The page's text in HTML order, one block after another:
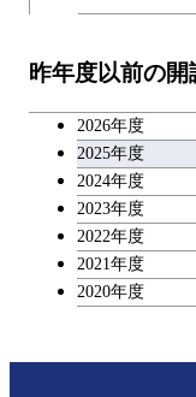
ア
昨年度以前の開
2026年度
2025年度
2024年度
2023年度
2022年度
2021年度
2020年度